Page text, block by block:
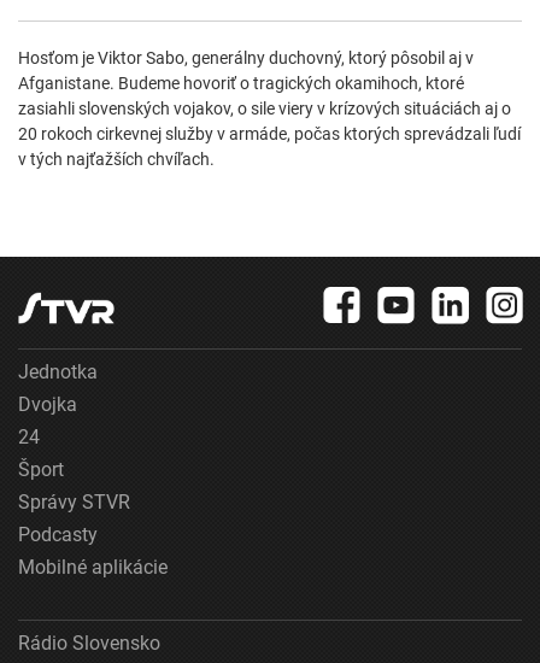
Hosťom je Viktor Sabo, generálny duchovný, ktorý pôsobil aj v
Afganistane. Budeme hovoriť o tragických okamihoch, ktoré
zasiahli slovenských vojakov, o sile viery v krízových situáciách aj o
20 rokoch cirkevnej služby v armáde, počas ktorých sprevádzali ľudí
v tých najťažších chvíľach.
Jednotka
Dvojka
24
Šport
Správy STVR
Podcasty
Mobilné aplikácie
Rádio Slovensko